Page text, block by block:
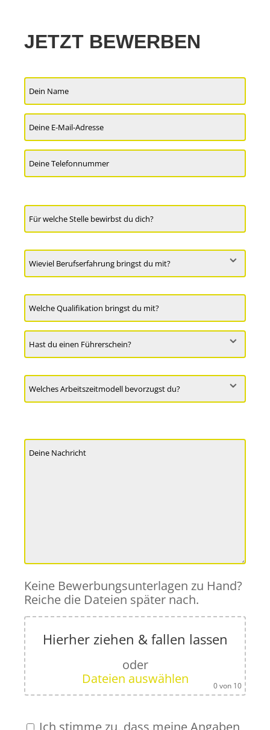
JETZT BEWERBEN
Keine Bewerbungsunterlagen zu Hand?
Reiche die Dateien später nach.
Hierher ziehen & fallen lassen
oder
Dateien auswählen
0von 10
Ich stimme zu, dass meine Angaben